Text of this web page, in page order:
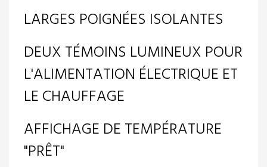
LARGES POIGNÉES ISOLANTES
DEUX TÉMOINS LUMINEUX POUR
L'ALIMENTATION ÉLECTRIQUE ET
LE CHAUFFAGE
AFFICHAGE DE TEMPÉRATURE
"PRÊT"